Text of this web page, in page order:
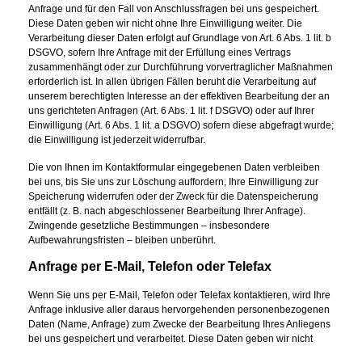
Anfrage und für den Fall von Anschlussfragen bei uns gespeichert.
Diese Daten geben wir nicht ohne Ihre Einwilligung weiter. Die
Verarbeitung dieser Daten erfolgt auf Grundlage von Art. 6 Abs. 1 lit. b
DSGVO, sofern Ihre Anfrage mit der Erfüllung eines Vertrags
zusammenhängt oder zur Durchführung vorvertraglicher Maßnahmen
erforderlich ist. In allen übrigen Fällen beruht die Verarbeitung auf
unserem berechtigten Interesse an der effektiven Bearbeitung der an
uns gerichteten Anfragen (Art. 6 Abs. 1 lit. f DSGVO) oder auf Ihrer
Einwilligung (Art. 6 Abs. 1 lit. a DSGVO) sofern diese abgefragt wurde;
die Einwilligung ist jederzeit widerrufbar.
Die von Ihnen im Kontaktformular eingegebenen Daten verbleiben
bei uns, bis Sie uns zur Löschung auffordern, Ihre Einwilligung zur
Speicherung widerrufen oder der Zweck für die Datenspeicherung
entfällt (z. B. nach abgeschlossener Bearbeitung Ihrer Anfrage).
Zwingende gesetzliche Bestimmungen – insbesondere
Aufbewahrungsfristen – bleiben unberührt.
Anfrage per E-Mail, Telefon oder Telefax
Wenn Sie uns per E-Mail, Telefon oder Telefax kontaktieren, wird Ihre
Anfrage inklusive aller daraus hervorgehenden personenbezogenen
Daten (Name, Anfrage) zum Zwecke der Bearbeitung Ihres Anliegens
bei uns gespeichert und verarbeitet. Diese Daten geben wir nicht